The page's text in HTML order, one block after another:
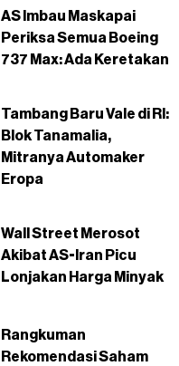
AS Imbau Maskapai
Periksa Semua Boeing
737 Max: Ada Keretakan
Tambang Baru Vale di RI:
Blok Tanamalia,
Mitranya Automaker
Eropa
Wall Street Merosot
Akibat AS-Iran Picu
Lonjakan Harga Minyak
Rangkuman
Rekomendasi Saham